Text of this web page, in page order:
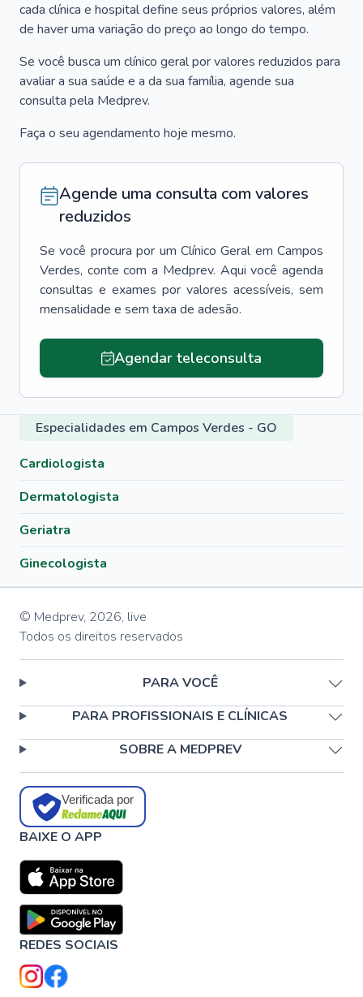
cada clínica e hospital define seus próprios valores, além
de haver uma variação do preço ao longo do tempo.
Se você busca um clínico geral por valores reduzidos para
avaliar a sua saúde e a da sua família, agende sua
consulta pela Medprev.
Faça o seu agendamento hoje mesmo.
Agende uma consulta com valores
reduzidos
Se você procura por um Clínico Geral em Campos
Verdes, conte com a Medprev. Aqui você agenda
consultas e exames por valores acessíveis, sem
mensalidade e sem taxa de adesão.
Agendar teleconsulta
Especialidades em Campos Verdes - GO
Cardiologista
Dermatologista
Geriatra
Ginecologista
© Medprev, 2026, live
Todos os direitos reservados
PARA VOCÊ
PARA PROFISSIONAIS E CLÍNICAS
SOBRE A MEDPREV
Verificada por
BAIXE O APP
REDES SOCIAIS